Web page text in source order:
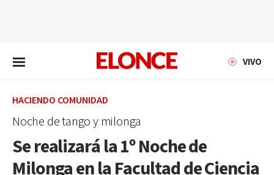
VIVO
HACIENDO COMUNIDAD
Noche de tango y milonga
Se realizará la 1º Noche de
Milonga en la Facultad de Ciencia